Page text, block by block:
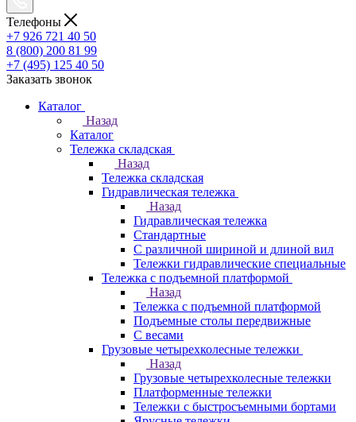
Телефоны
+7 926 721 40 50
8 (800) 200 81 99
+7 (495) 125 40 50
Заказать звонок
Каталог
Назад
Каталог
Тележка складская
Назад
Тележка складская
Гидравлическая тележка
Назад
Гидравлическая тележка
Стандартные
С различной шириной и длиной вил
Тележки гидравлические специальные
Тележка с подъемной платформой
Назад
Тележка с подъемной платформой
Подъемные столы передвижные
С весами
Грузовые четырехколесные тележки
Назад
Грузовые четырехколесные тележки
Платформенные тележки
Тележки с быстросъемными бортами